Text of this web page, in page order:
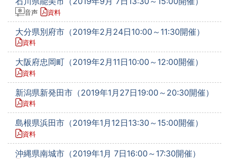
音声 資料
大分県別府市（2019年2月24日10:00～11:30開催）
資料
大阪府忠岡町（2019年2月11日10:00～12:00開催）
資料
新潟県新発田市（2019年1月27日19:00～20:30開催）
資料
島根県浜田市（2019年1月12日13:30～15:00開催）
資料
沖縄県南城市（2019年1月 7日16:00～17:30開催）